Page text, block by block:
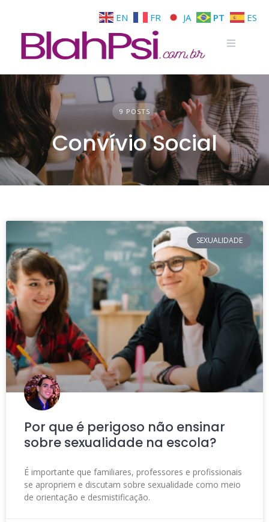
9 POSTS
Convívio Social
SEXUALIDADE
Por que é perigoso não ensinar
sobre sexualidade na escola?
É importante que familiares, professores e profissionais
se apropriem e discutam sobre sexualidade como meio
de orientação e desmistificação.
EN FR JA PT ES